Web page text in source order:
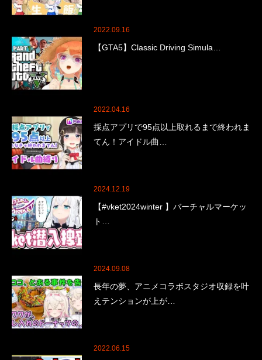
2022.09.16
【GTA5】Classic Driving Simula…
2022.04.16
採点アプリで95点以上取れるまで終われま
てん！アイドル曲…
2024.12.19
【#vket2024winter 】バーチャルマーケッ
ト…
2024.09.08
長年の夢、アニメコラボスタジオ収録を叶
えテンションが上が…
2022.06.15